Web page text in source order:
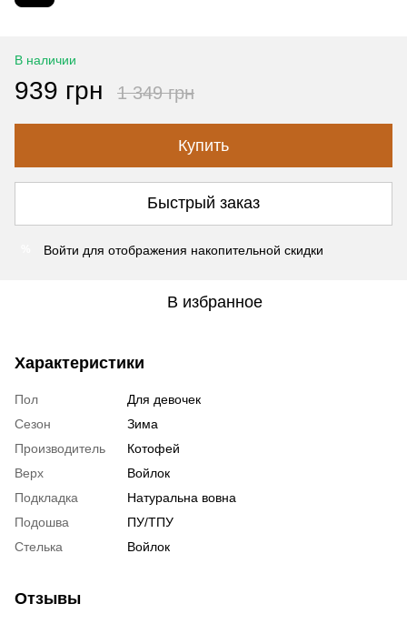
В наличии
939 грн 1 349 грн
Купить
Быстрый заказ
Войти для отображения накопительной скидки
В избранное
Характеристики
Пол
Для девочек
Сезон
Зима
Производитель
Котофей
Верх
Войлок
Подкладка
Натуральна вовна
Подошва
ПУ/ТПУ
Стелька
Войлок
Отзывы